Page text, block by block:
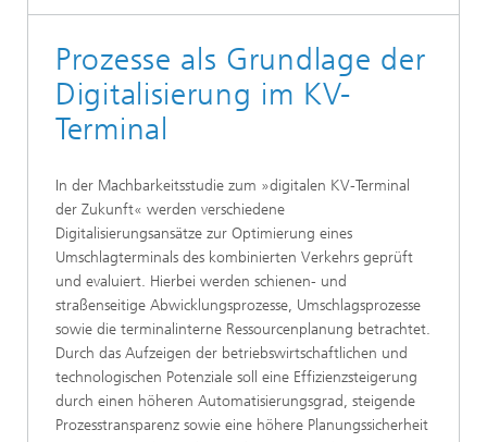
Prozesse als Grundlage der
Digitalisierung im KV-
Terminal
In der Machbarkeitsstudie zum »digitalen KV-Terminal
der Zukunft« werden verschiedene
Digitalisierungsansätze zur Optimierung eines
Umschlagterminals des kombinierten Verkehrs geprüft
und evaluiert. Hierbei werden schienen- und
straßenseitige Abwicklungsprozesse, Umschlagsprozesse
sowie die terminalinterne Ressourcenplanung betrachtet.
Durch das Aufzeigen der betriebswirtschaftlichen und
technologischen Potenziale soll eine Effizienzsteigerung
durch einen höheren Automatisierungsgrad, steigende
Prozesstransparenz sowie eine höhere Planungssicherheit